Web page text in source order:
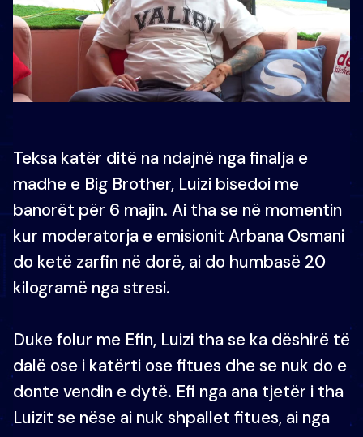
Teksa katër ditë na ndajnë nga finalja e
madhe e Big Brother, Luizi bisedoi me
banorët për 6 majin. Ai tha se në momentin
kur moderatorja e emisionit Arbana Osmani
do ketë zarfin në dorë, ai do humbasë 20
kilogramë nga stresi.
Duke folur me Efin, Luizi tha se ka dëshirë të
dalë ose i katërti ose fitues dhe se nuk do e
donte vendin e dytë. Efi nga ana tjetër i tha
Luizit se nëse ai nuk shpallet fitues, ai nga